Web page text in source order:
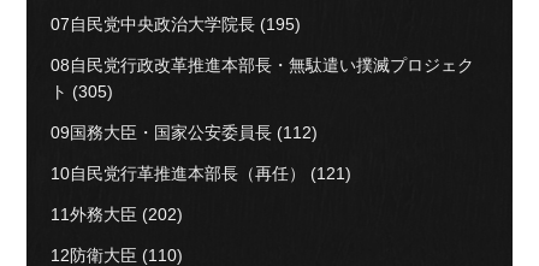
07自民党中央政治大学院長 (195)
08自民党行政改革推進本部長・無駄遣い撲滅プロジェク
ト (305)
09国務大臣・国家公安委員長 (112)
10自民党行革推進本部長（再任） (121)
11外務大臣 (202)
12防衛大臣 (110)